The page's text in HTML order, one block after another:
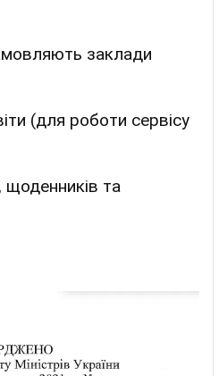
заклади
(для роботи сервісу
щоденників та